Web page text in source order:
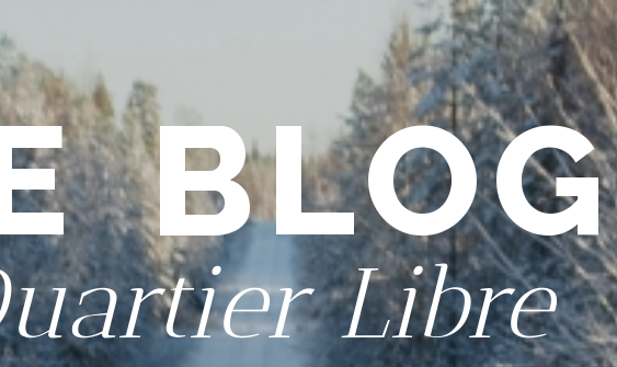
BLOG
Libre